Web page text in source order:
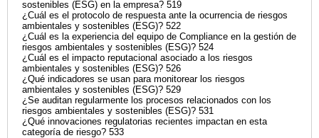
sostenibles (ESG) en la empresa? 519
¿Cuál es el protocolo de respuesta ante la ocurrencia de riesgos
ambientales y sostenibles (ESG)? 522
¿Cuál es la experiencia del equipo de Compliance en la gestión de
riesgos ambientales y sostenibles (ESG)? 524
¿Cuál es el impacto reputacional asociado a los riesgos
ambientales y sostenibles (ESG)? 526
¿Qué indicadores se usan para monitorear los riesgos
ambientales y sostenibles (ESG)? 529
¿Se auditan regularmente los procesos relacionados con los
riesgos ambientales y sostenibles (ESG)? 531
¿Qué innovaciones regulatorias recientes impactan en esta
categoría de riesgo? 533